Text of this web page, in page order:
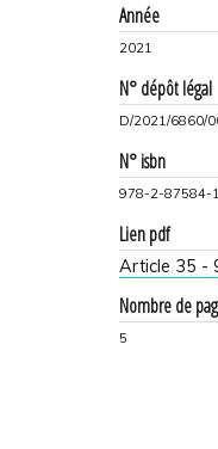
Année
2021
N° dépôt légal
D/2021/6860/
N° isbn
978-2-87584-
Lien pdf
Article 35 -
Nombre de
5